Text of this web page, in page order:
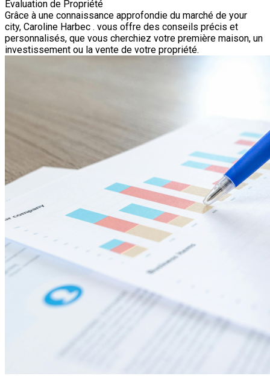
Évaluation de Propriété
Grâce à une connaissance approfondie du marché de your
city, Caroline Harbec . vous offre des conseils précis et
personnalisés, que vous cherchiez votre première maison, un
investissement ou la vente de votre propriété.